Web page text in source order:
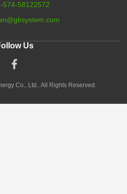
574-58122572
Us
Co., Ltd.. All Rights Reserved.